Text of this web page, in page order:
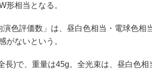
形相当となる。
色評価数」は、昼白色相当・電球色相
がないという。
)で、重量は45g。全光束は、昼白色相